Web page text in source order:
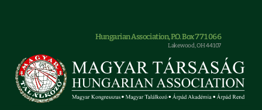
Hungarian Association, P.O. Box 771066
Lakewood, OH 44107